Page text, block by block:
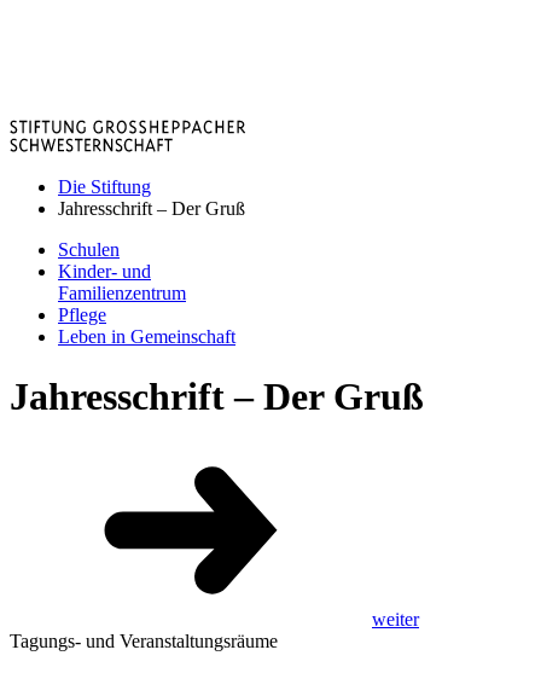
Die Stiftung
Jahresschrift – Der Gruß
Schulen
Kinder- und
Familienzentrum
Pflege
Leben in Gemeinschaft
Jahresschrift – Der Gruß
weiter
Tagungs- und Veranstaltungsräume